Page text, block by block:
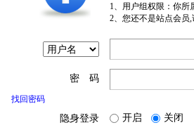
1、用户组权限：你所
2、您还不是站点会员
密 码
找回密码
隐身登录 开启 关闭